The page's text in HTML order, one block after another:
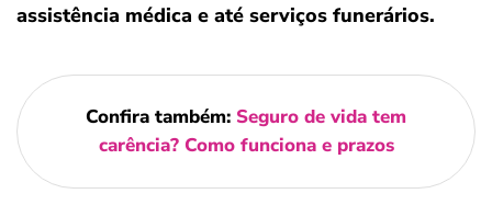
assistência médica e até serviços funerários​.
Confira também: Seguro de vida tem
carência? Como funciona e prazos